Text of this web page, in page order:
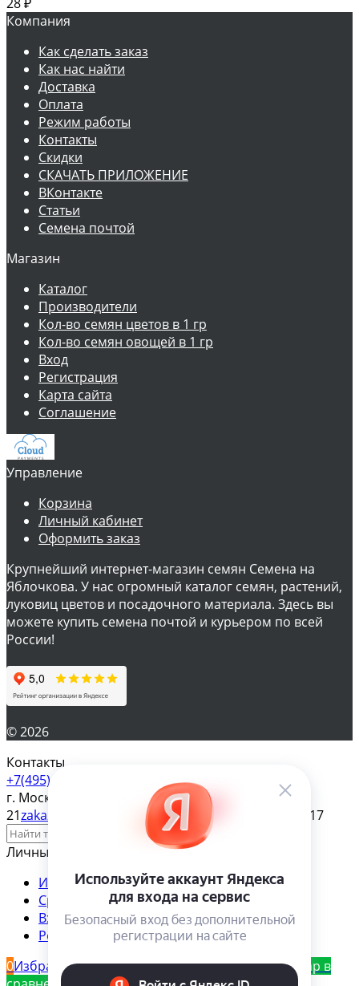
₽
Компания
Как сделать заказ
Как нас найти
Доставка
Оплата
Режим работы
Контакты
Скидки
СКАЧАТЬ ПРИЛОЖЕНИЕ
ВКонтакте
Статьи
Семена почтой
Магазин
Каталог
Производители
Кол-во семян цветов в 1 гр
Кол-во семян овощей в 1 гр
Вход
Регистрация
Карта сайта
Соглашение
Управление
Корзина
Личный кабинет
Оформить заказ
Крупнейший интернет-магазин семян Семена на
Яблочкова. У нас огромный каталог семян, растений,
луковиц цветов и посадочного материала. Здесь вы
можете купить семена почтой и курьером по всей
России!
© 2026
Контакты
+7(495) 610-57-17
г. Москва, ул. Яблочкова д.
21zakaz@magazinsemena.ruПн-пт 10-19 Сб-вс 11-17
Личный кабинет
Избранное
Сравнение Товар в сравнении
Вход
Регистрация
0ИзбранноеТовар в избранном0СравнениеТовар в